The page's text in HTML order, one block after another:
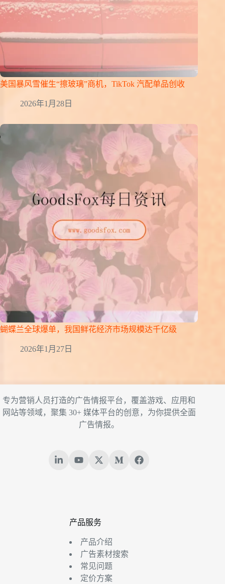
美国暴风雪催生“擦玻璃”商机，TikTok 汽配单品创收
2026年1月28日
蝴蝶兰全球爆单，我国鲜花经济市场规模达千亿级
2026年1月27日
专为营销人员打造的广告情报平台，覆盖游戏、应用和
网站等领域，聚集 30+ 媒体平台的创意，为你提供全面
广告情报。
产品服务
产品介绍
广告素材搜索
常见问题
定价方案